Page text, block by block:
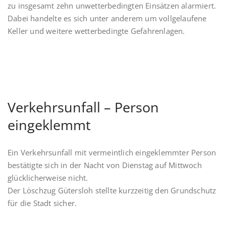
zu insgesamt zehn unwetterbedingten Einsätzen alarmiert.
Dabei handelte es sich unter anderem um vollgelaufene
Keller und weitere wetterbedingte Gefahrenlagen.
Verkehrsunfall – Person
eingeklemmt
Ein Verkehrsunfall mit vermeintlich eingeklemmter Person
bestätigte sich in der Nacht von Dienstag auf Mittwoch
glücklicherweise nicht.
Der Löschzug Gütersloh stellte kurzzeitig den Grundschutz
für die Stadt sicher.